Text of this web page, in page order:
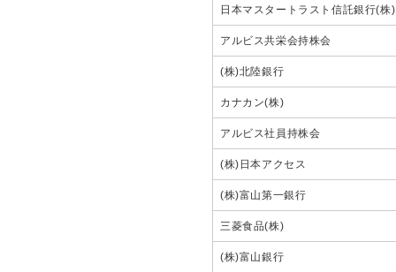
日本マスタートラスト信託銀行(株)
アルビス共栄会持株会
(株)北陸銀行
カナカン(株)
アルビス社員持株会
(株)日本アクセス
(株)富山第一銀行
三菱食品(株)
(株)富山銀行